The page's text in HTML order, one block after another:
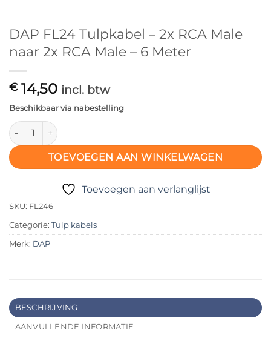
DAP FL24 Tulpkabel – 2x RCA Male
naar 2x RCA Male – 6 Meter
€14,50 incl. btw
Beschikbaar via nabestelling
DAP FL24 Tulpkabel – 2x RCA Male naar 2x RCA Male – 6
TOEVOEGEN AAN WINKELWAGEN
Toevoegen aan verlanglijst
SKU: FL246
Categorie: Tulp kabels
Merk: DAP
BESCHRIJVING
AANVULLENDE INFORMATIE